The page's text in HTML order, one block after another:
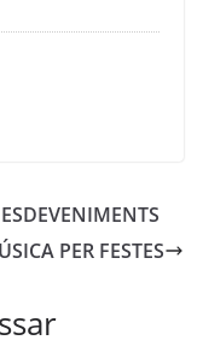
PER FESTES